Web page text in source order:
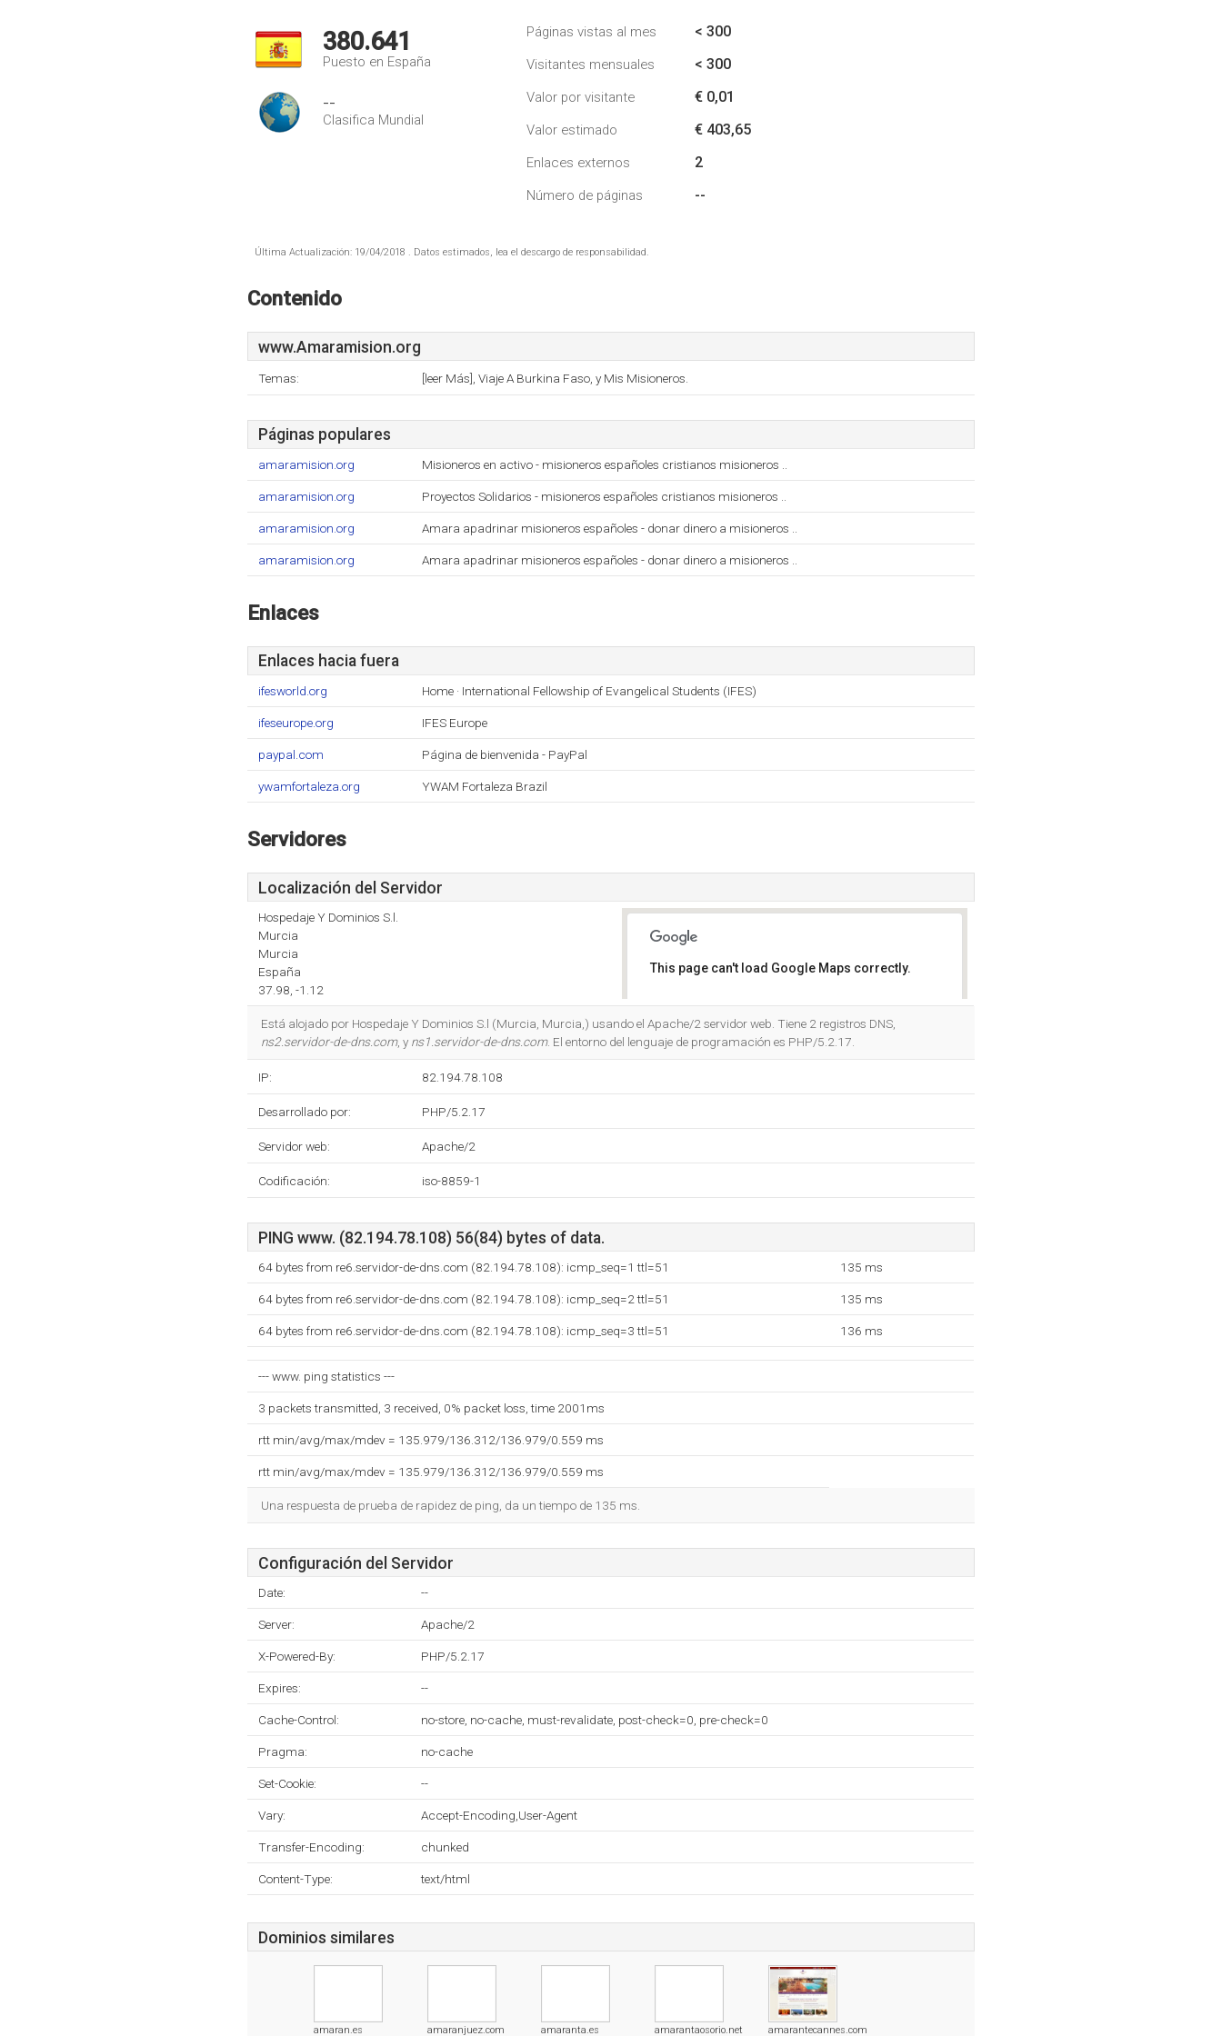
380.641
Puesto en España
--
Clasifica Mundial
Páginas vistas al mes < 300
Visitantes mensuales < 300
Valor por visitante € 0,01
Valor estimado € 403,65
Enlaces externos 2
Número de páginas --
Última Actualización: 19/04/2018 . Datos estimados, lea el descargo de responsabilidad.
Contenido
www.Amaramision.org
Temas: [leer Más], Viaje A Burkina Faso, y Mis Misioneros.
Páginas populares
amaramision.org Misioneros en activo - misioneros españoles cristianos misioneros ..
amaramision.org Proyectos Solidarios - misioneros españoles cristianos misioneros ..
amaramision.org Amara apadrinar misioneros españoles - donar dinero a misioneros ..
amaramision.org Amara apadrinar misioneros españoles - donar dinero a misioneros ..
Enlaces
Enlaces hacia fuera
ifesworld.org Home · International Fellowship of Evangelical Students (IFES)
ifeseurope.org IFES Europe
paypal.com Página de bienvenida - PayPal
ywamfortaleza.org YWAM Fortaleza Brazil
Servidores
Localización del Servidor
Hospedaje Y Dominios S.l.
Murcia
Murcia
España
37.98, -1.12
This page can't load Google Maps correctly.
Está alojado por Hospedaje Y Dominios S.l (Murcia, Murcia,) usando el Apache/2 servidor web. Tiene 2 registros DNS,
ns2.servidor-de-dns.com, y ns1.servidor-de-dns.com. El entorno del lenguaje de programación es PHP/5.2.17.
IP: 82.194.78.108
Desarrollado por: PHP/5.2.17
Servidor web: Apache/2
Codificación: iso-8859-1
PING www. (82.194.78.108) 56(84) bytes of data.
64 bytes from re6.servidor-de-dns.com (82.194.78.108): icmp_seq=1 ttl=51 135 ms
64 bytes from re6.servidor-de-dns.com (82.194.78.108): icmp_seq=2 ttl=51 135 ms
64 bytes from re6.servidor-de-dns.com (82.194.78.108): icmp_seq=3 ttl=51 136 ms
--- www. ping statistics ---
3 packets transmitted, 3 received, 0% packet loss, time 2001ms
rtt min/avg/max/mdev = 135.979/136.312/136.979/0.559 ms
rtt min/avg/max/mdev = 135.979/136.312/136.979/0.559 ms
Una respuesta de prueba de rapidez de ping, da un tiempo de 135 ms.
Configuración del Servidor
Date: --
Server: Apache/2
X-Powered-By: PHP/5.2.17
Expires: --
Cache-Control: no-store, no-cache, must-revalidate, post-check=0, pre-check=0
Pragma: no-cache
Set-Cookie: --
Vary: Accept-Encoding,User-Agent
Transfer-Encoding: chunked
Content-Type: text/html
Dominios similares
amaran.es amaranjuez.com amaranta.es amarantaosorio.net amarantecannes.com